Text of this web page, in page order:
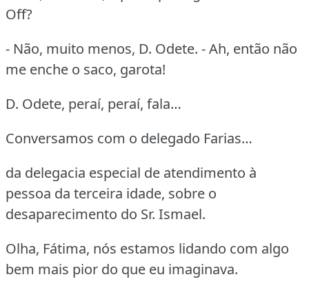
Off?
- Não, muito menos, D. Odete. - Ah, então não
me enche o saco, garota!
D. Odete, peraí, peraí, fala…
Conversamos com o delegado Farias…
da delegacia especial de atendimento à
pessoa da terceira idade, sobre o
desaparecimento do Sr. Ismael.
Olha, Fátima, nós estamos lidando com algo
bem mais pior do que eu imaginava.